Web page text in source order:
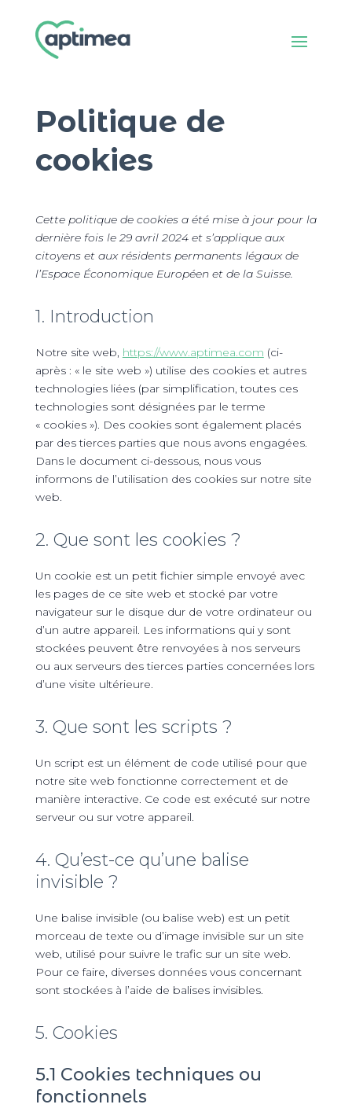
Politique de
cookies
Cette politique de cookies a été mise à jour pour la
dernière fois le 29 avril 2024 et s’applique aux
citoyens et aux résidents permanents légaux de
l’Espace Économique Européen et de la Suisse.
1. Introduction
Notre site web, https://www.aptimea.com (ci-
après : « le site web ») utilise des cookies et autres
technologies liées (par simplification, toutes ces
technologies sont désignées par le terme
« cookies »). Des cookies sont également placés
par des tierces parties que nous avons engagées.
Dans le document ci-dessous, nous vous
informons de l’utilisation des cookies sur notre site
web.
2. Que sont les cookies ?
Un cookie est un petit fichier simple envoyé avec
les pages de ce site web et stocké par votre
navigateur sur le disque dur de votre ordinateur ou
d’un autre appareil. Les informations qui y sont
stockées peuvent être renvoyées à nos serveurs
ou aux serveurs des tierces parties concernées lors
d’une visite ultérieure.
3. Que sont les scripts ?
Un script est un élément de code utilisé pour que
notre site web fonctionne correctement et de
manière interactive. Ce code est exécuté sur notre
serveur ou sur votre appareil.
4. Qu’est-ce qu’une balise
invisible ?
Une balise invisible (ou balise web) est un petit
morceau de texte ou d’image invisible sur un site
web, utilisé pour suivre le trafic sur un site web.
Pour ce faire, diverses données vous concernant
sont stockées à l’aide de balises invisibles.
5. Cookies
5.1 Cookies techniques ou
fonctionnels